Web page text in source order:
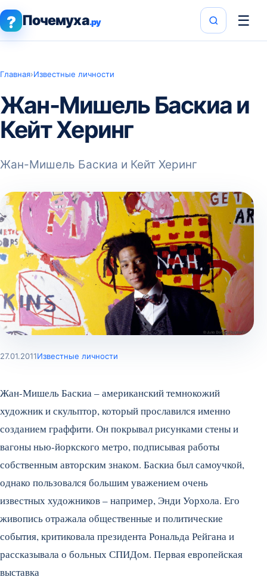
? Почемуха.ру ☰
Главная›Известные личности
Жан-Мишель Баскиа и
Кейт Херинг
Жан-Мишель Баскиа и Кейт Херинг
27.01.2011Известные личности
Жан-Мишель Баскиа – американский темнокожий
художник и скульптор, который прославился именно
созданием граффити. Он покрывал рисунками стены и
вагоны нью-йоркского метро, подписывая работы
собственным авторским знаком. Баскиа был самоучкой,
однако пользовался большим уважением очень
известных художников – например, Энди Уорхола. Его
живопись отражала общественные и политические
события, критиковала президента Рональда Рейгана и
рассказывала о больных СПИДом. Первая европейская
выставка